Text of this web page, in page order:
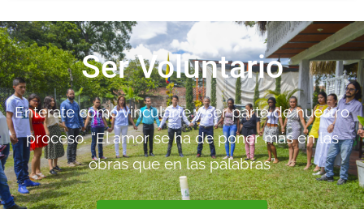
Ser Voluntario
Enterate como vincularte y ser parte de nuestro
proceso. “El amor se ha de poner más en las
obras que en las palabras”